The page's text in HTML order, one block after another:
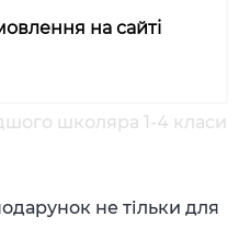
на сайті
школяра 1-4 класи
не тільки для